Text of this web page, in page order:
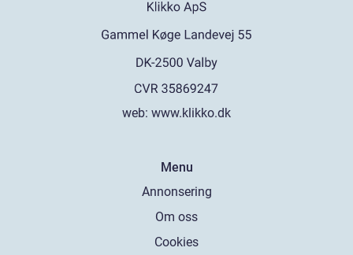
web: www.klikko.dk
Menu
Annonsering
Om oss
Cookies